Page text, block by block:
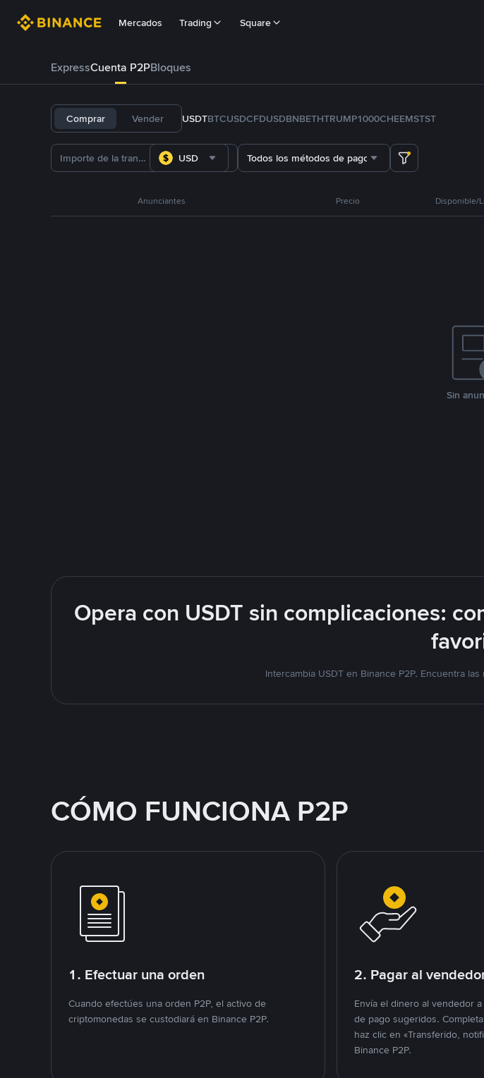
Mercados Trading Square
ExpressCuenta P2PBloques
Comprar Vender USDTBTCUSDCFDUSDBNBETHTRUMP1000CHEEMSTST
USD Todos los métodos de pago
Anunciantes Precio Disponible/
Sin
Opera con USDT sin complicaciones:
Intercambia USDT en Binance P2P. Encuentra
CÓMO FUNCIONA P2P
1. Efectuar una orden
Cuando efectúes una orden P2P, el activo de
criptomonedas se custodiará en Binance P2P.
2. Pagar al
Envía el dinero al vendedor
de pago sugeridos.
haz clic en «Transferido,
Binance P2P.